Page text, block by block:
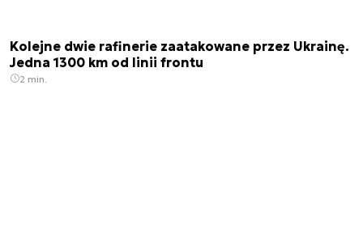
Kolejne dwie rafinerie zaatakowane przez Ukrainę.
Jedna 1300 km od linii frontu
2 min.